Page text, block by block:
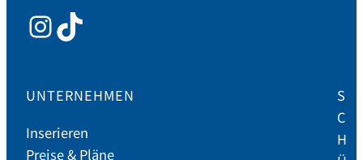
InstagramTikTok
UNTERNEHMEN
Inserieren
Preise & Pläne
S
C
H